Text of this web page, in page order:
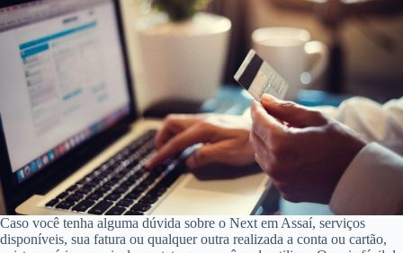
Caso você tenha alguma dúvida sobre o Next em Assaí, serviços
disponíveis, sua fatura ou qualquer outra realizada a conta ou cartão,